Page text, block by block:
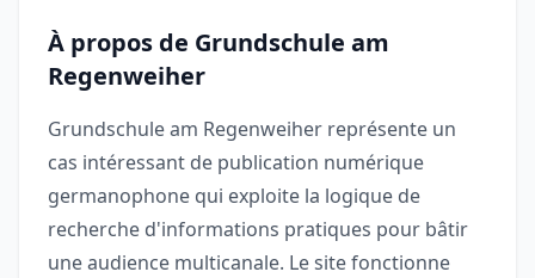
À propos de Grundschule am
Regenweiher
Grundschule am Regenweiher représente un
cas intéressant de publication numérique
germanophone qui exploite la logique de
recherche d'informations pratiques pour bâtir
une audience multicanale. Le site fonctionne